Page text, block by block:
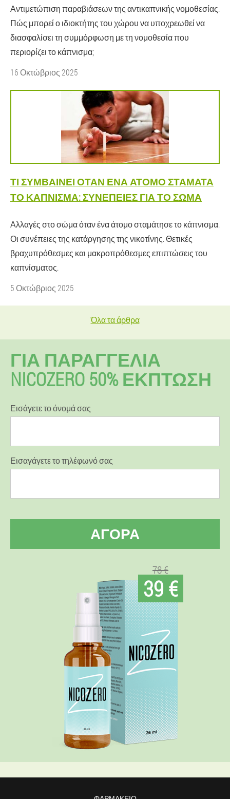
Αντιμετώπιση παραβιάσεων της αντικαπνικής νομοθεσίας.
Πώς μπορεί ο ιδιοκτήτης του χώρου να υποχρεωθεί να
διασφαλίσει τη συμμόρφωση με τη νομοθεσία που
περιορίζει το κάπνισμα;
16 Οκτώβριος 2025
ΤΙ ΣΥΜΒΑΊΝΕΙ ΌΤΑΝ ΈΝΑ ΆΤΟΜΟ ΣΤΑΜΑΤΆ
ΤΟ ΚΆΠΝΙΣΜΑ: ΣΥΝΈΠΕΙΕΣ ΓΙΑ ΤΟ ΣΏΜΑ
Αλλαγές στο σώμα όταν ένα άτομο σταμάτησε το κάπνισμα.
Οι συνέπειες της κατάργησης της νικοτίνης. Θετικές
βραχυπρόθεσμες και μακροπρόθεσμες επιπτώσεις του
καπνίσματος.
5 Οκτώβριος 2025
Όλα τα άρθρα
ΓΙΑ ΠΑΡΑΓΓΕΛΊΑ
NICOZERO 50% ΕΚΠΤΩΣΗ
Εισάγετε το όνομά σας
Εισαγάγετε το τηλέφωνό σας
ΑΓΟΡΆ
78 €
39 €